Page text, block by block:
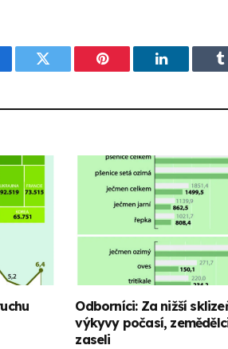
Twitter Pinterest LinkedIn
Odborníci: Za nižší
výkyvy počasí,
zaseli